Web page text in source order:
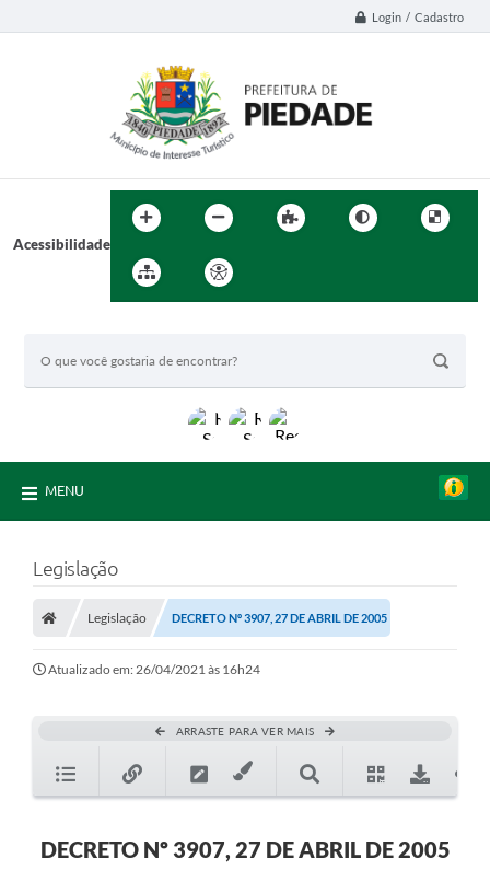
Login / Cadastro
Acessibilidade
MENU
Legislação
Legislação DECRETO Nº 3907, 27 DE ABRIL DE 2005
Atualizado em: 26/04/2021 às 16h24
ARRASTE PARA VER MAIS
DECRETO Nº 3907, 27 DE ABRIL DE 2005